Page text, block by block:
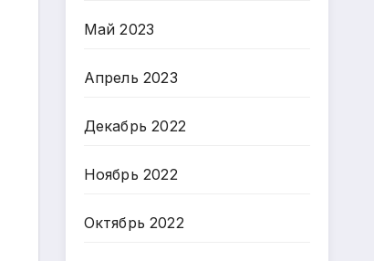
Май 2023
Апрель 2023
Декабрь 2022
Ноябрь 2022
Октябрь 2022